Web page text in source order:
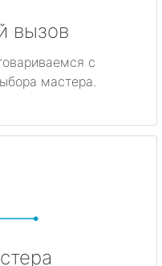
вызов
с
мастера.